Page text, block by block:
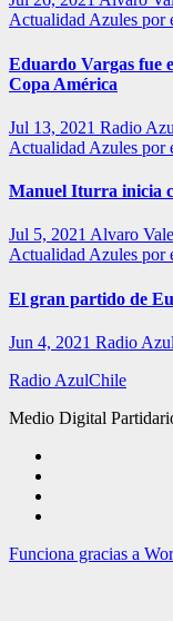
Actualidad Azules por
Eduardo Vargas fue
Copa América
Jul 13, 2021 Radio
Actualidad Azules por
Manuel Iturra inicia
Jul 5, 2021 Alvaro
Actualidad Azules por
El gran partido de
Jun 4, 2021 Radio
Radio AzulChile
Medio Digital
Funciona gracias a